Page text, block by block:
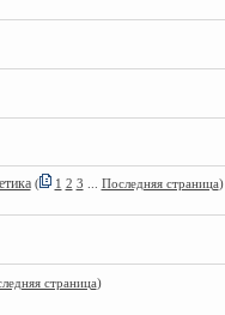
( 1 2 3 Последняя страница)
страница)